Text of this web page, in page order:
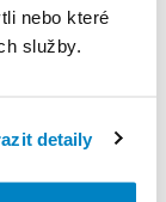
nebo které
služby.
detaily